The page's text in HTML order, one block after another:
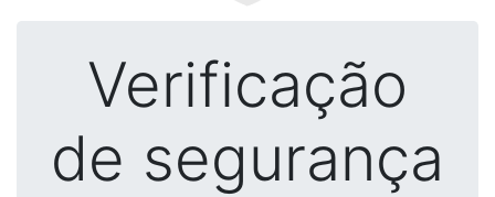
Verificação
de segurança